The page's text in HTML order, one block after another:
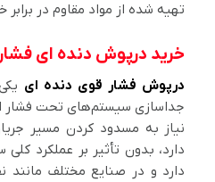
تهیه شده از مواد مقاوم در
خرید درپوش دنده ای
درپوش فشار قوی دنده ای
جداسازی سیستم‌های تحت فشار
نیاز به مسدود کردن مسیر
دارد، بدون تأثیر بر عملکرد
دارد و در صنایع مختلف مانند